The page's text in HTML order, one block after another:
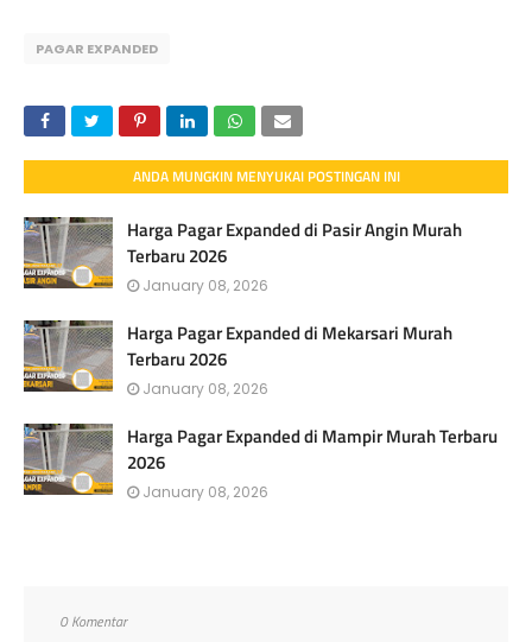
PAGAR EXPANDED
ANDA MUNGKIN MENYUKAI POSTINGAN INI
Harga Pagar Expanded di Pasir Angin Murah
Terbaru 2026
January 08, 2026
Harga Pagar Expanded di Mekarsari Murah
Terbaru 2026
January 08, 2026
Harga Pagar Expanded di Mampir Murah Terbaru
2026
January 08, 2026
0 Komentar